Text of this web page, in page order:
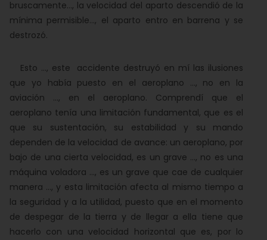
bruscamente..., la velocidad del aparto descendió de la
mínima permisible..., el aparto entro en barrena y se
destrozó.
Esto ..., este accidente destruyó en mí las ilusiones
que yo había puesto en el aeroplano ..., no en la
aviación ..., en el aeroplano. Comprendí que el
aeroplano tenía una limitación fundamental, que es el
que su sustentación, su estabilidad y su mando
dependen de la velocidad de avance: un aeroplano, por
bajo de una cierta velocidad, es un grave ..., no es una
máquina voladora ..., es un grave que cae de cualquier
manera ..., y esta limitación afecta al mismo tiempo a
la seguridad y a la utilidad, puesto que en el momento
de despegar de la tierra y de llegar a ella tiene que
hacerlo con una velocidad horizontal que es, por lo